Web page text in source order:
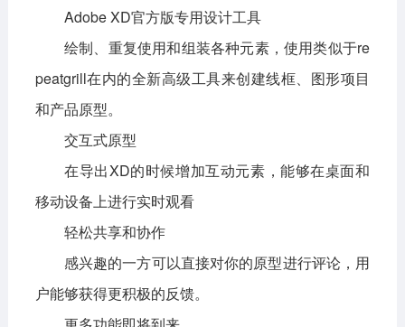
Adobe XD官方版专用设计工具
绘制、重复使用和组装各种元素，使用类似于re
peatgrill在内的全新高级工具来创建线框、图形项目
和产品原型。
交互式原型
在导出XD的时候增加互动元素，能够在桌面和
移动设备上进行实时观看
轻松共享和协作
感兴趣的一方可以直接对你的原型进行评论，用
户能够获得更积极的反馈。